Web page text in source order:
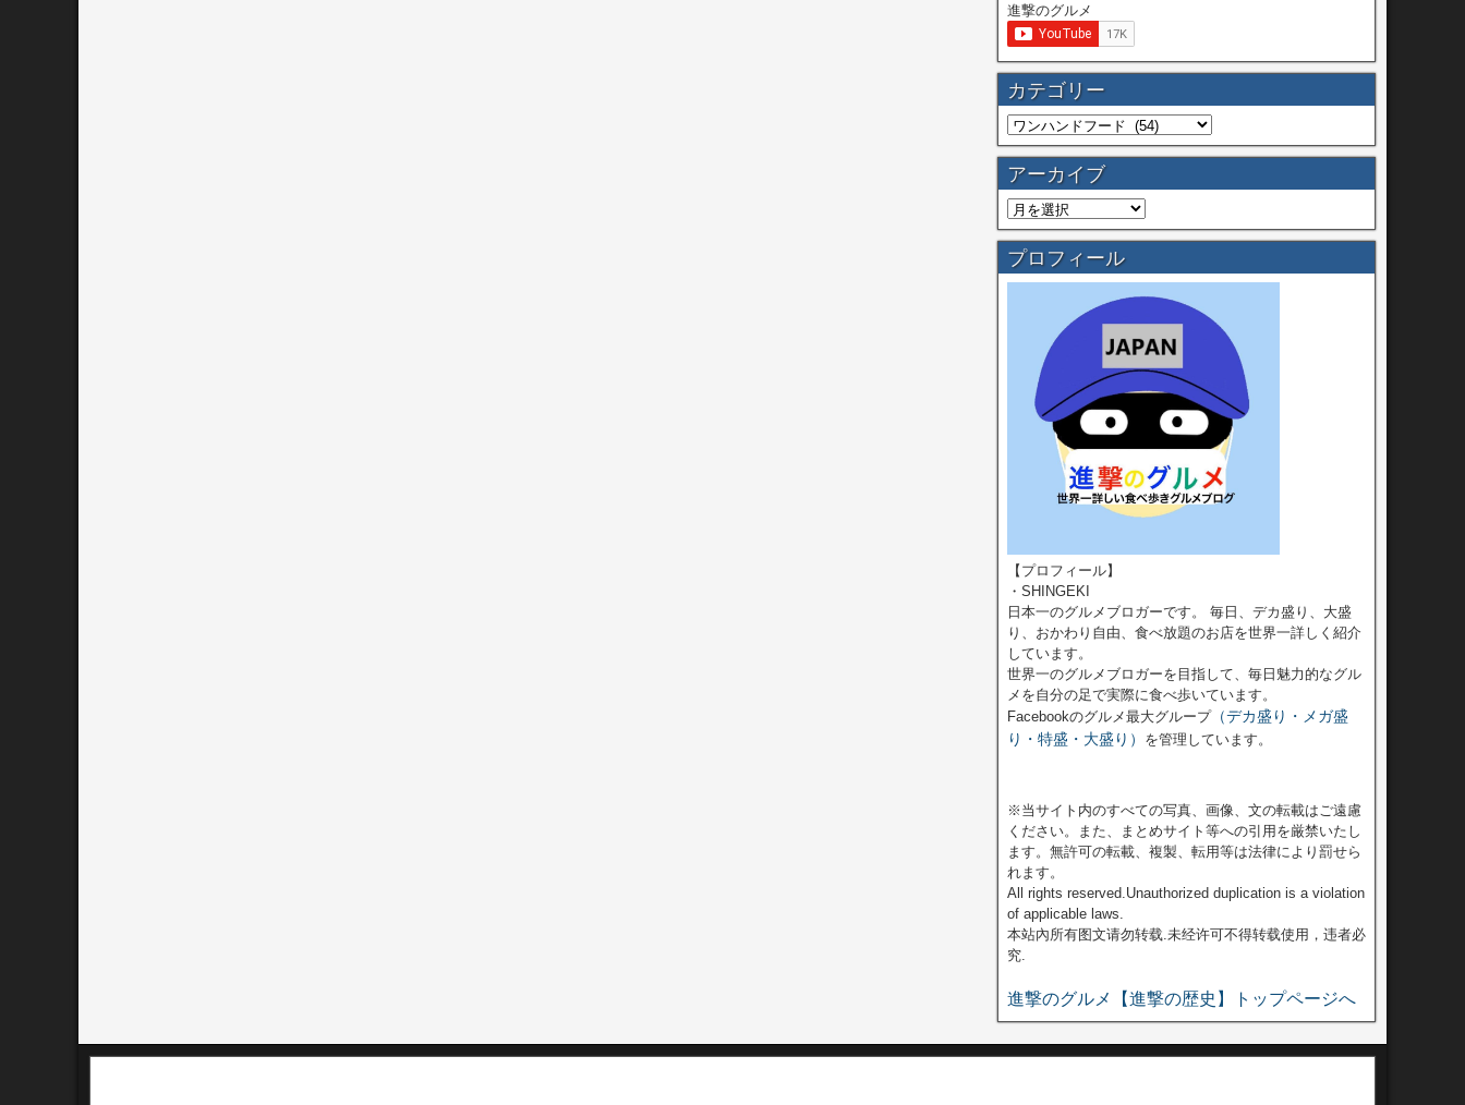
進撃のグルメ
カテゴリー
アーカイブ
プロフィール
【プロフィール】
・SHINGEKI
日本一のグルメブロガーです。 毎日、デカ盛り、大盛
り、おかわり自由、食べ放題のお店を世界一詳しく紹介
しています。
世界一のグルメブロガーを目指して、毎日魅力的なグル
メを自分の足で実際に食べ歩いています。
Facebookのグルメ最大グループ（デカ盛り・メガ盛
り・特盛・大盛り） を管理しています。
※当サイト内のすべての写真、画像、文の転載はご遠慮
ください。また、まとめサイト等への引用を厳禁いたし
ます。無許可の転載、複製、転用等は法律により罰せら
れます。
All rights reserved.Unauthorized duplication is a violation
of applicable laws.
本站內所有图文请勿转载.未经许可不得转载使用，违者必
究.
進撃のグルメ【進撃の歴史】トップページへ